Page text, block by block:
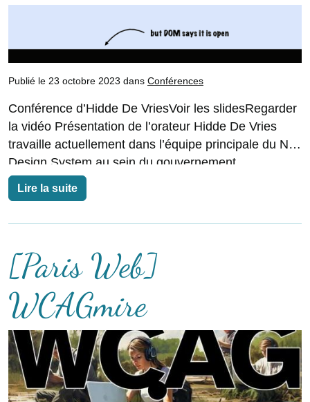
Publié le 23 octobre 2023 dans Conférences
Conférence d’Hidde De VriesVoir les slidesRegarder
la vidéo Présentation de l’orateur Hidde De Vries
travaille actuellement dans l’équipe principale du NL
Design System au sein du gouvernement
néerlandais. Le quoi
Lire la suite
[Paris Web]
WCAGmire